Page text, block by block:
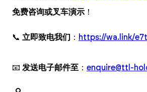
免费咨询或叉车演示 ！
📞 立即致电我们 ： https://wa.link/
📧 发送电子邮件至 ： enquire@ttl-